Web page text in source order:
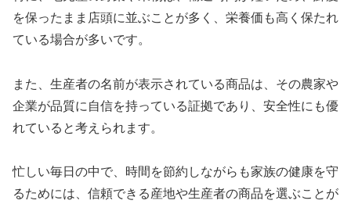
を保ったまま店頭に並ぶことが多く、栄養価も高く保たれ
ている場合が多いです。
また、生産者の名前が表示されている商品は、その農家や
企業が品質に自信を持っている証拠であり、安全性にも優
れていると考えられます。
忙しい毎日の中で、時間を節約しながらも家族の健康を守
るためには、信頼できる産地や生産者の商品を選ぶことが